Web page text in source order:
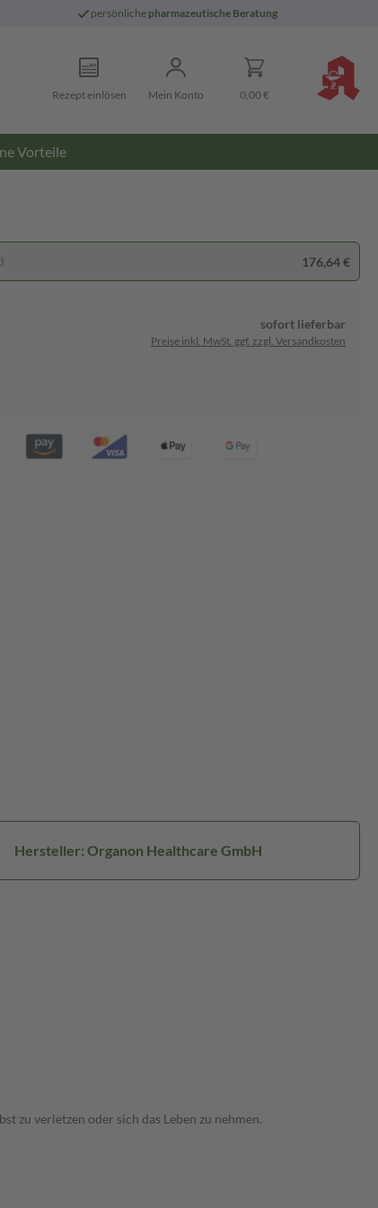
persönliche pharmazeutische Beratung
Rezept einlösen Mein Konto 0,00 €
Vorteile
176,64 €
sofort lieferbar
Preise inkl. MwSt. ggf. zzgl. Versandkosten
Hersteller: Organon Healthcare GmbH
zu verletzen oder sich das Leben zu nehmen.